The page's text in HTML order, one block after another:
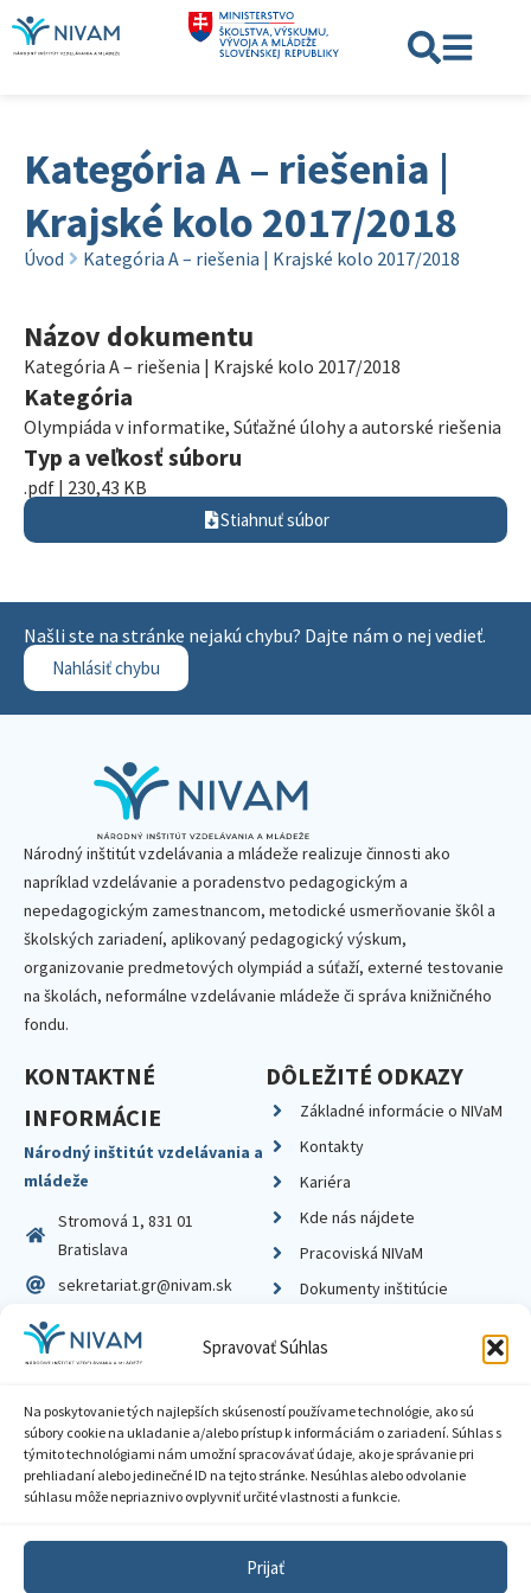
Spravovať Súhlas
Na poskytovanie tých najlepších skúseností používame technológie, ako sú
súbory cookie na ukladanie a/alebo prístup k informáciám o zariadení. Súhlas s
týmito technológiami nám umožní spracovávať údaje, ako je správanie pri
prehliadaní alebo jedinečné ID na tejto stránke. Nesúhlas alebo odvolanie
súhlasu môže nepriaznivo ovplyvniť určité vlastnosti a funkcie.
Prijať
Kategória A – riešenia |
Krajské kolo 2017/2018
Úvod Kategória A – riešenia | Krajské kolo 2017/2018
Názov dokumentu
Kategória A – riešenia | Krajské kolo 2017/2018
Kategória
Olympiáda v informatike, Súťažné úlohy a autorské riešenia
Typ a veľkosť súboru
.pdf | 230,43 KB
Stiahnuť súbor
Našli ste na stránke nejakú chybu? Dajte nám o nej vedieť.
Nahlásiť chybu
Národný inštitút vzdelávania a mládeže realizuje činnosti ako
napríklad vzdelávanie a poradenstvo pedagogickým a
nepedagogickým zamestnancom, metodické usmerňovanie škôl a
školských zariadení, aplikovaný pedagogický výskum,
organizovanie predmetových olympiád a súťaží, externé testovanie
na školách, neformálne vzdelávanie mládeže či správa knižničného
fondu.
KONTAKTNÉ
INFORMÁCIE
Národný inštitút vzdelávania a
mládeže
Stromová 1, 831 01
Bratislava
sekretariat.gr@nivam.sk
IČO: 00164348
DIČ: 2020798714
DÔLEŽITÉ ODKAZY
Základné informácie o NIVaM
Kontakty
Kariéra
Kde nás nájdete
Pracoviská NIVaM
Dokumenty inštitúcie
Zásady ochrany súkromia
Sprístupnenie informácií